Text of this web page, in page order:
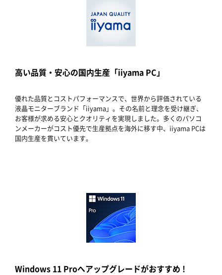
高い品質・安心の国内生産「iiyama PC」
優れた品質とコストパフォーマンスで、世界から評価されている
液晶モニターブランド「iiyama」。その名前と理念を受け継ぎ、
お客様が求める安心とクオリティを実現しました。多くのパソコ
ンメーカーがコスト優先で生産拠点を海外に移す中、iiyama PCは
国内生産を貫いています。
Windows 11 Proへアップグレードがおすすめ !